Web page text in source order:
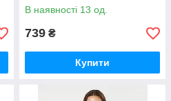
В наявності 13 од.
739 ₴
Купити